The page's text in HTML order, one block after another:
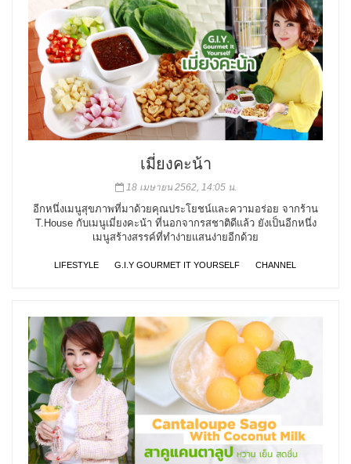
เมี่ยงคะน้า
18 เมษายน 2562, 14:05 น.
อีกหนึ่งเมนูสุขภาพที่มาด้วยคุณประโยชน์และความอร่อย จากร้าน
T.House กับเมนูเมี่ยงคะน้า ที่นอกจากรสชาติดีแล้ว ยังเป็นอีกหนึ่ง
เมนูสร้างสรรค์ที่ทำง่ายแสนง่ายอีกด้วย
LIFESTYLE G.I.Y GOURMET IT YOURSELF CHANNEL